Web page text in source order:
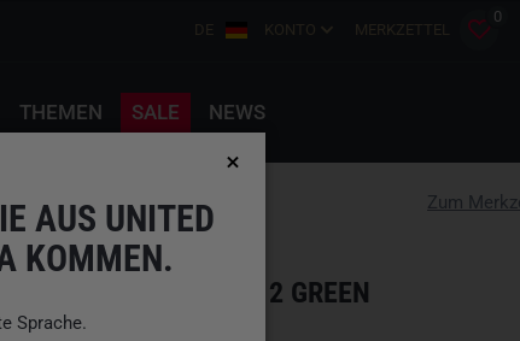
DE KONTO MERKZETTEL
0
THEMEN SALE NEWS
SIGNALLER ML 2 GREEN
Zum
SMGV0304
AUS UNITED
KOMMEN.
Sprache.